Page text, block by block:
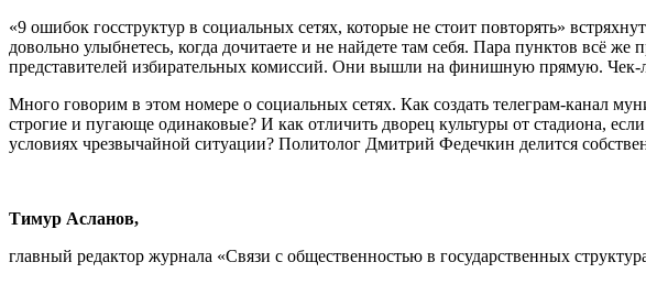
«9 ошибок госструктур в социальных сетях, которые не стоит повторять»
довольно улыбнетесь, когда дочитаете и не найдете там себя. Пара пунктов всё
представителей избирательных комиссий. Они вышли на финишную прямую. Чек-
Много говорим в этом номере о социальных сетях. Как создать телеграм-канал
строгие и пугающе одинаковые? И как отличить дворец культуры от стадиона,
условиях чрезвычайной ситуации? Политолог Дмитрий Федечкин делится
Тимур Асланов,
главный редактор журнала «Связи с общественностью в государственных